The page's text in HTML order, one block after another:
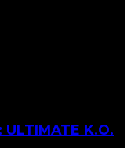
ULTIMATE K.O.